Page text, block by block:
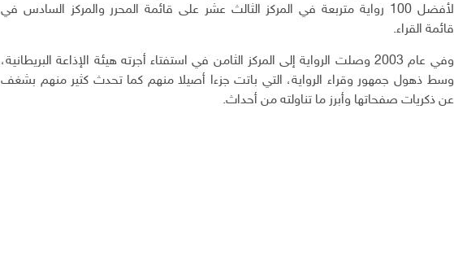
لأفضل 100 رواية متربعة في المركز الثالث عشر على قائمة المحرر والمركز السادس في
قائمة القراء.
وفي عام 2003 وصلت الرواية إلى المركز الثامن في استفتاء أجرته هيئة الإذاعة البريطانية،
وسط ذهول جمهور وقراء الرواية، التي باتت جزءا أصيلا منهم كما تحدث كثير منهم بشغف
عن ذكريات صفحاتها وأبرز ما تناولته من أحداث.